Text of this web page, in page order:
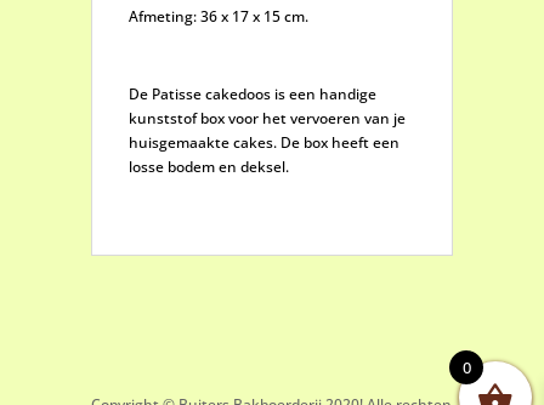
Afmeting: 36 x 17 x 15 cm.
De Patisse cakedoos is een handige
kunststof box voor het vervoeren van je
huisgemaakte cakes. De box heeft een
losse bodem en deksel.
0